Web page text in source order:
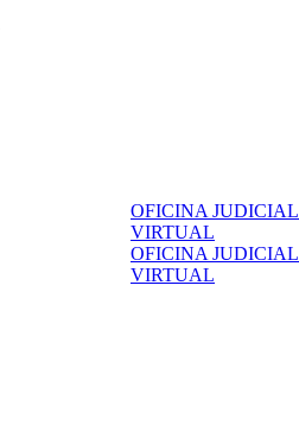
OFICINA JUDICIAL
VIRTUAL
OFICINA JUDICIAL
VIRTUAL